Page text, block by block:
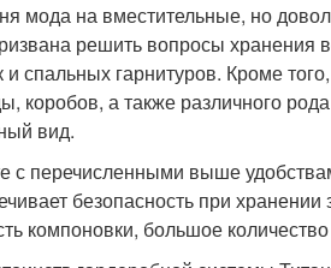
мода на вместительные, но
решить вопросы хранения
и спальных гарнитуров. Кроме
коробов, а также различного
вид.
с перечисленными выше
безопасность при хранении
компоновки, большое